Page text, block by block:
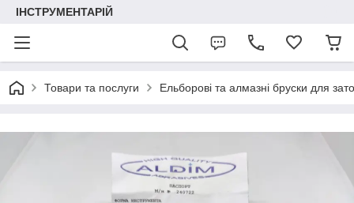
ІНСТРУМЕНТАРІЙ
Товари та послуги Ельборові та алмазні бруски для